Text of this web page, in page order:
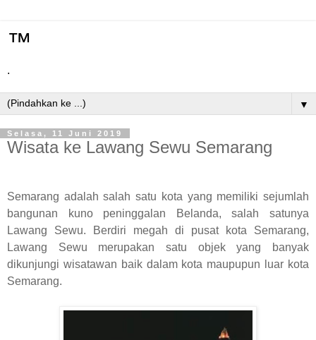
™
.
▼
Selasa, 11 Juni 2019
Wisata ke Lawang Sewu Semarang
Semarang adalah salah satu kota yang memiliki sejumlah
bangunan kuno peninggalan Belanda, salah satunya
Lawang Sewu. Berdiri megah di pusat kota Semarang,
Lawang Sewu merupakan satu objek yang banyak
dikunjungi wisatawan baik dalam kota maupupun luar kota
Semarang.